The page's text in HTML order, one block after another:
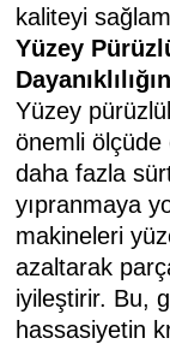
kaliteyi
Yüzey
Yüzey
önemli ölçüde
daha fazla
yıpranmaya
makineleri
azaltarak
iyileştirir. Bu,
hassasiyetin